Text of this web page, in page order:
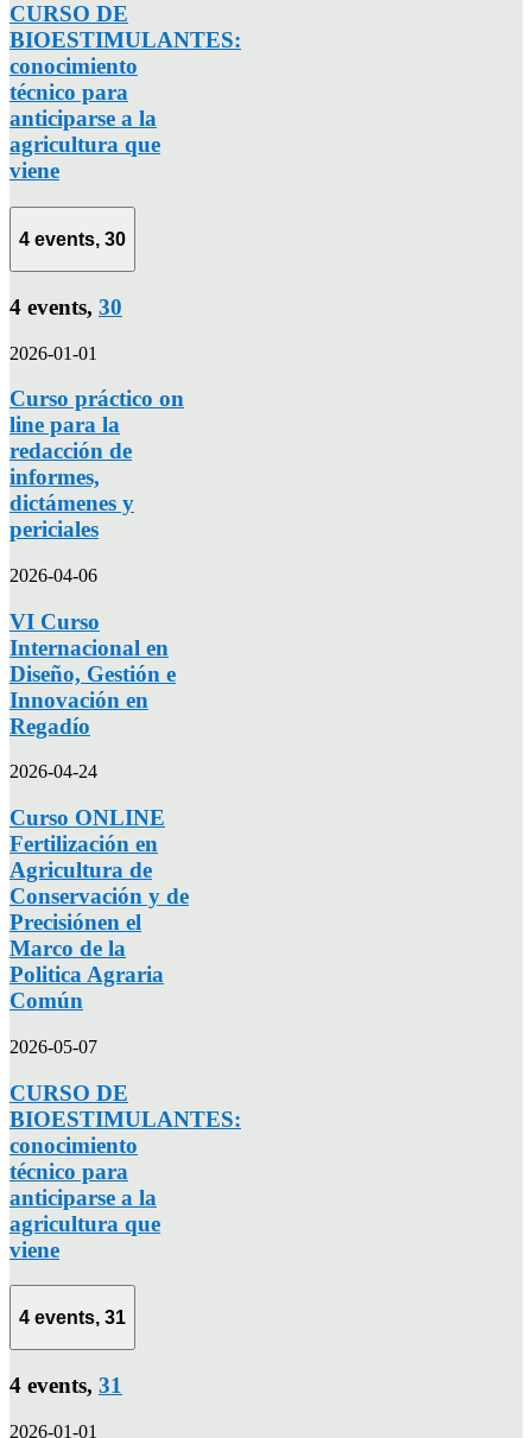
CURSO DE
BIOESTIMULANTES:
conocimiento
técnico para
anticiparse a la
agricultura que
viene
4 events, 30
4 events, 30
2026-01-01
Curso práctico on
line para la
redacción de
informes,
dictámenes y
periciales
2026-04-06
VI Curso
Internacional en
Diseño, Gestión e
Innovación en
Regadío
2026-04-24
Curso ONLINE
Fertilización en
Agricultura de
Conservación y de
Precisiónen el
Marco de la
Politica Agraria
Común
2026-05-07
CURSO DE
BIOESTIMULANTES:
conocimiento
técnico para
anticiparse a la
agricultura que
viene
4 events, 31
4 events, 31
2026-01-01